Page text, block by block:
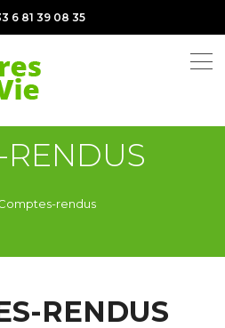
6 81 39 08 35
rendus
RENDUS